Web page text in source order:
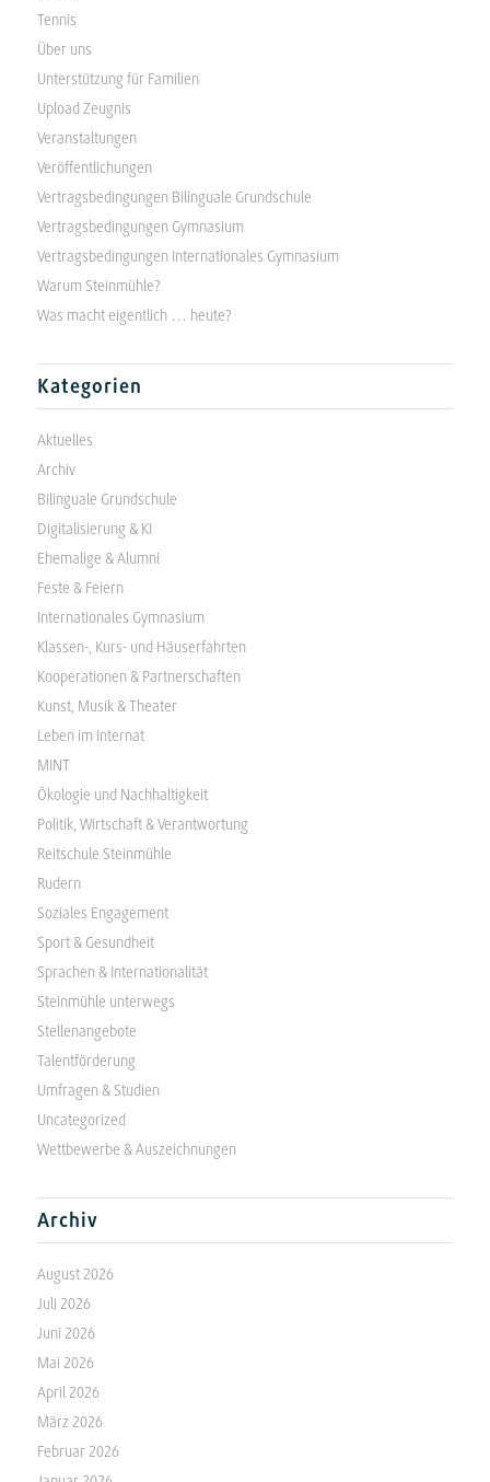
Tennis
Über uns
Unterstützung für Familien
Upload Zeugnis
Veranstaltungen
Veröffentlichungen
Vertragsbedingungen Bilinguale Grundschule
Vertragsbedingungen Gymnasium
Vertragsbedingungen Internationales Gymnasium
Warum Steinmühle?
Was macht eigentlich … heute?
Kategorien
Aktuelles
Archiv
Bilinguale Grundschule
Digitalisierung & KI
Ehemalige & Alumni
Feste & Feiern
Internationales Gymnasium
Klassen-, Kurs- und Häuserfahrten
Kooperationen & Partnerschaften
Kunst, Musik & Theater
Leben im Internat
MINT
Ökologie und Nachhaltigkeit
Politik, Wirtschaft & Verantwortung
Reitschule Steinmühle
Rudern
Soziales Engagement
Sport & Gesundheit
Sprachen & Internationalität
Steinmühle unterwegs
Stellenangebote
Talentförderung
Umfragen & Studien
Uncategorized
Wettbewerbe & Auszeichnungen
Archiv
August 2026
Juli 2026
Juni 2026
Mai 2026
April 2026
März 2026
Februar 2026